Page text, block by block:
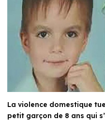
La violence domestique
petit garçon de 8 ans qui